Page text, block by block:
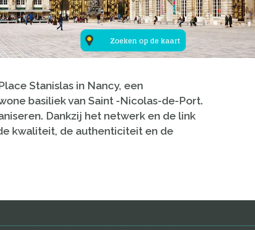
Zoeken op de kaart
Stanislas in Nancy, een
basiliek van Saint -Nicolas-de-Port.
Dankzij het netwerk en de link
kwaliteit, de authenticiteit en de